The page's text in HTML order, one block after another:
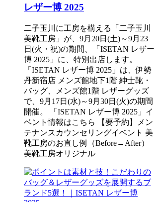
レザー博 2025
二子玉川に工房を構える「二子玉川
美靴工房」が、9月20日(土)～9月23
日(火・祝)の期間、「ISETAN レザー
博 2025」に、特別出店します。
「ISETAN レザー博 2025」は、伊勢
丹新宿店 メンズ館地下1階 紳士靴・
バッグ、メンズ館1階 レザーグッズ
で、9月17日(水)～9月30日(火)の期間
開催。 「ISETAN レザー博 2025」イ
ベント情報はこちら 【要予約】メン
テナンスカウンセリングイベント 美
靴工房のお直し例（Before→After）
美靴工房オリジナル